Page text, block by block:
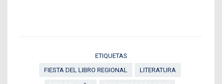
ETIQUETAS
FIESTA DEL LIBRO REGIONAL
LITERATURA